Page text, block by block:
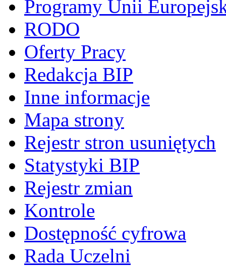
Programy Unii
RODO
Oferty Pracy
Redakcja BIP
Inne informacje
Mapa strony
Rejestr stron usuniętych
Statystyki BIP
Rejestr zmian
Kontrole
Dostępność cyfrowa
Rada Uczelni